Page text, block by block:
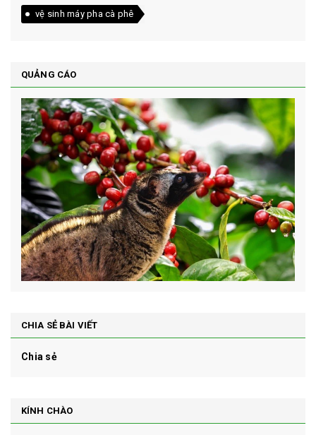
vệ sinh máy pha cà phê
QUẢNG CÁO
CHIA SẺ BÀI VIẾT
Chia sẻ
KÍNH CHÀO